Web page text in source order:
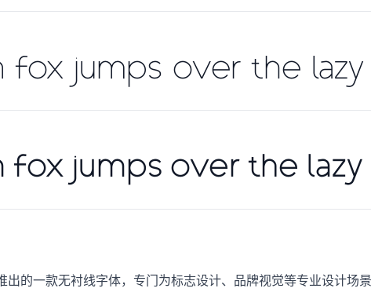
fox jumps over the
fox jumps over the
的一款无衬线字体，专门为标志设计、品牌视觉等专业设计场